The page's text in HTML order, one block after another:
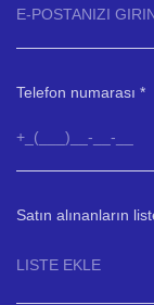
Telefon numarası
Satın alınanların
LISTE EKLE